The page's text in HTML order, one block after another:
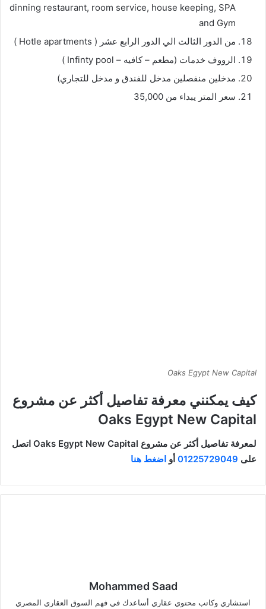
dinning restaurant, room service, house keeping, SPA
and Gym
من الدور الثالث الي الدور الرابع عشر ( Hotle apartments )
الرووف خدمات (مطعم – كافيه – Infinty pool )
مدخلين منفصلين مدخل للفندق و مدخل للتجاري)
سعر المتر يبداء من 35,000
Oaks Egypt New Capital
كيف يمكنني معرفة تفاصيل أكثر عن مشروع
Oaks Egypt New Capital
لمعرفة تفاصيل أكثر عن مشروع Oaks Egypt New Capital اتصل
على 01225729049 أو اضغط هنا
Mohammed Saad
استشاري وكاتب محتوي عقاري أساعدك في فهم السوق العقاري المصري